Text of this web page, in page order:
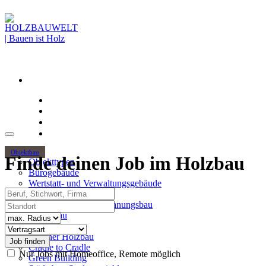
Objektbau
Objekttypen
Bürogebäude
Wertstatt- und Verwaltungsgebäude
Holzhochhäuser
Mehrgeschossiger Wohnungsbau
Hallenbau
Themen
Urbaner Holzbau
Cradle to Cradle
Green Building
Finde deinen Job im Holzbau
Beruf, Stichwort, Firma
Standort
Radius
Vertragsart
Nur Jobs mit Homeoffice, Remote möglich